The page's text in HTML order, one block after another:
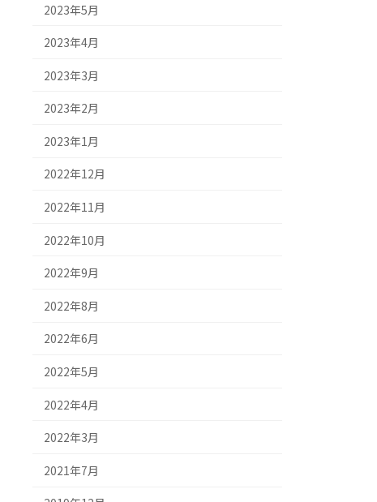
2023年5月
2023年4月
2023年3月
2023年2月
2023年1月
2022年12月
2022年11月
2022年10月
2022年9月
2022年8月
2022年6月
2022年5月
2022年4月
2022年3月
2021年7月